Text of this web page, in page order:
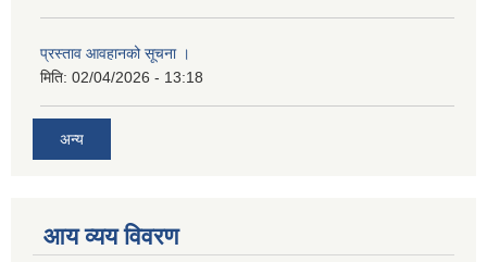
प्रस्ताव आवहानको सूचना ।
मिति: 02/04/2026 - 13:18
अन्य
आय व्यय विवरण